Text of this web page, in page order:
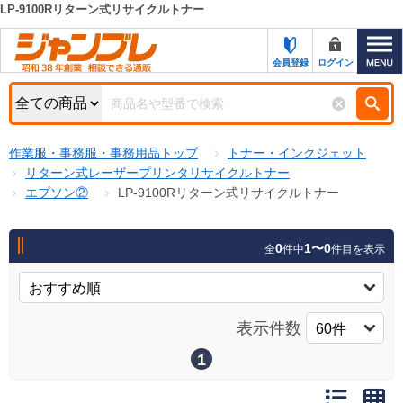
カテゴリー一覧
お知らせ
特集・キャンペーン一覧
初めての方へ
お問い合わせ
新規登録キャンペーン
キーワード検索
検索条件
商品カテゴリから選ぶ
商品ステータスで絞る
キャンペーン
LP-9100Rリターン式リサイクルトナー
会員登録 ログイン
作業服・事務服・事務用品トップ
トナー・インクジェット
リターン式レーザープリンタリサイクルトナー
エプソン②
LP-9100Rリターン式リサイクルトナー
全0件中1〜0件目を表示
表示件数
1